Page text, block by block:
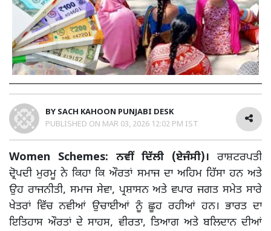
BY SACH KAHOON PUNJABI DESK
PUBLISHED ON MAR 03, 2026 12:02 PM IST
Women Schemes: ਨਵੀਂ ਦਿੱਲੀ (ਏਜੰਸੀ)। ਰਾਸ਼ਟਰਪਤੀ
ਦ੍ਰੋਪਦੀ ਮੁਰਮੂ ਨੇ ਕਿਹਾ ਕਿ ਔਰਤਾਂ ਸਮਾਜ ਦਾ ਅਹਿਮ ਹਿੱਸਾ ਹਨ ਅਤੇ
ਉਹ ਰਾਜਨੀਤੀ, ਸਮਾਜ ਸੇਵਾ, ਪ੍ਰਸ਼ਾਸਨ ਅਤੇ ਵਪਾਰ ਜਗਤ ਸਮੇਤ ਸਾਰੇ
ਖੇਤਰਾਂ ਵਿੱਚ ਨਵੀਆਂ ਉਚਾਈਆਂ ਨੂੰ ਛੂਹ ਰਹੀਆਂ ਹਨ। ਭਾਰਤ ਦਾ
ਇਤਿਹਾਸ ਔਰਤਾਂ ਦੇ ਸਾਹਸ, ਵੀਰਤਾ, ਤਿਆਗ ਅਤੇ ਬਲਿਦਾਨ ਦੀਆਂ